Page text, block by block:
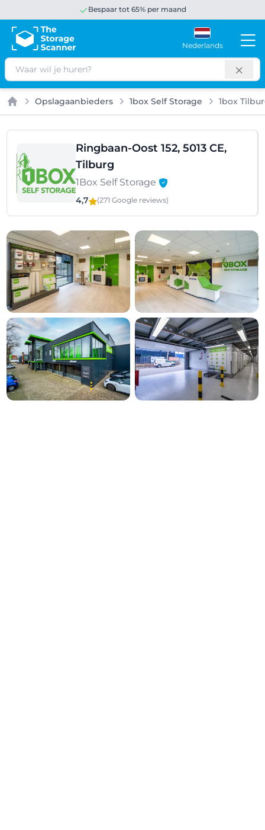
Bespaar tot 65% per maand
Nederlands
Zoeken
Home
Opslagaanbieders 1box Self Storage 1box
Ringbaan-Oost 152, 5013 CE,
Tilburg
1Box Self Storage
4,7 (271 Google reviews)